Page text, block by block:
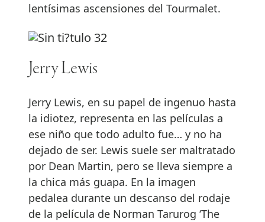
lentísimas ascensiones del Tourmalet.
Jerry Lewis
Jerry Lewis, en su papel de ingenuo hasta
la idiotez, representa en las películas a
ese niño que todo adulto fue… y no ha
dejado de ser. Lewis suele ser maltratado
por Dean Martin, pero se lleva siempre a
la chica más guapa. En la imagen
pedalea durante un descanso del rodaje
de la película de Norman Tarurog ‘The